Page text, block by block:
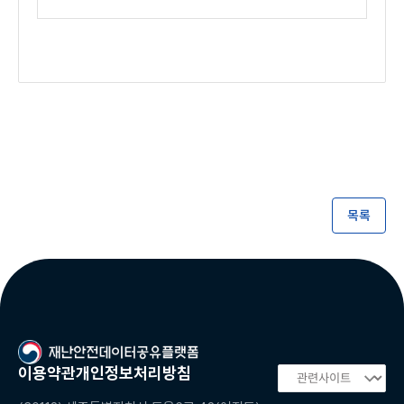
목록
이용약관개인정보처리방침